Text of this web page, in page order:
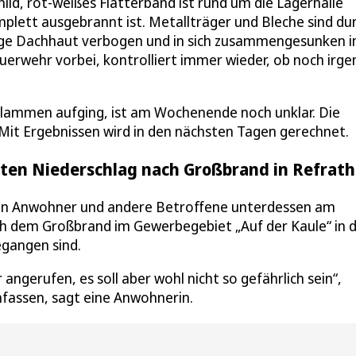
ausgebrannt ist. Metallträger und Bleche sind
Dachhaut verbogen und in sich zusammengesunken
vorbei, kontrolliert immer wieder, ob noch
aufging, ist am Wochenende noch unklar. Die
Ergebnissen wird in den nächsten Tagen gerechnet.
Niederschlag nach Großbrand in Refrath
Anwohner und andere Betroffene unterdessen am
dem Großbrand im Gewerbegebiet „Auf der Kaule“ in
sind.
es soll aber wohl nicht so gefährlich sein“,
sagt eine Anwohnerin.